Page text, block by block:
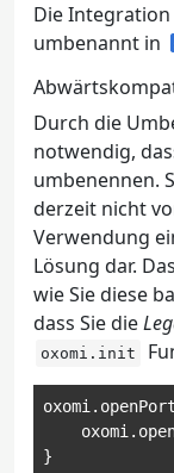
Die Integration
umbenannt in
Durch die
notwendig,
umbenennen.
derzeit nicht
Verwendung
Lösung dar.
wie Sie diese
dass Sie die
oxomi.init
oxomi .
    oxomi
.
}